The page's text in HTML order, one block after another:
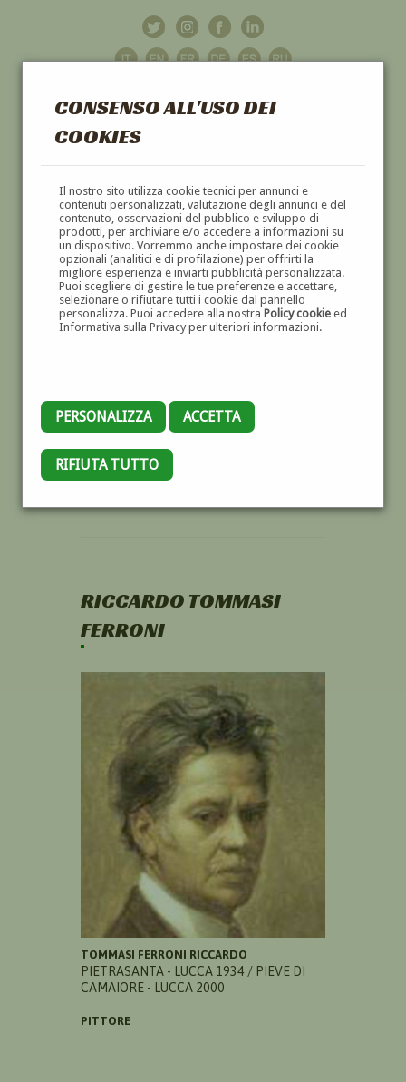
CONSENSO ALL'USO DEI
COOKIES
Il nostro sito utilizza cookie tecnici per annunci e
contenuti personalizzati, valutazione degli annunci e del
contenuto, osservazioni del pubblico e sviluppo di
prodotti, per archiviare e/o accedere a informazioni su
un dispositivo. Vorremmo anche impostare dei cookie
opzionali (analitici e di profilazione) per offrirti la
migliore esperienza e inviarti pubblicità personalizzata.
Puoi scegliere di gestire le tue preferenze e accettare,
selezionare o rifiutare tutti i cookie dal pannello
personalizza. Puoi accedere alla nostra Policy cookieed
Informativa sulla Privacy per ulteriori informazioni.
PERSONALIZZA ACCETTA
RIFIUTA TUTTO
GALLERIAD'ARTE
DIPINTI E SCULTURE '800 E '900
RICCARDO TOMMASI
FERRONI
TOMMASI FERRONI RICCARDO
PIETRASANTA - LUCCA 1934 / PIEVE DI
CAMAIORE - LUCCA 2000
PITTORE